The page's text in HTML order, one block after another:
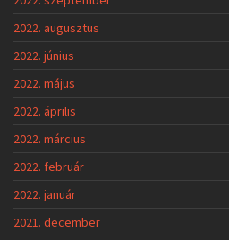
2022. augusztus
2022. június
2022. május
2022. április
2022. március
2022. február
2022. január
2021. december